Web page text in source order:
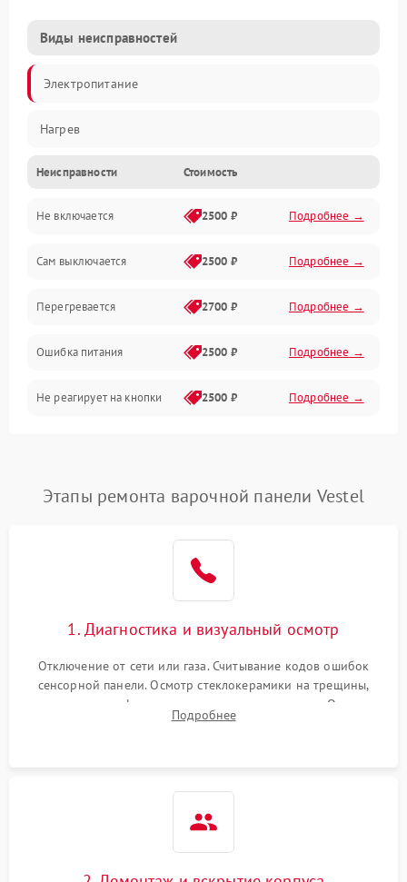
Виды неисправностей
Электропитание
Нагрев
Неисправности Стоимость
Не включается 2500 ₽ Подробнее →
Сам выключается 2500 ₽ Подробнее →
Перегревается 2700 ₽ Подробнее →
Ошибка питания 2500 ₽ Подробнее →
Не реагирует на кнопки 2500 ₽ Подробнее →
Этапы ремонта варочной панели Vestel
1. Диагностика и визуальный осмотр
Отключение от сети или газа. Считывание кодов ошибок
сенсорной панели. Осмотр стеклокерамики на трещины,
проверка конфорок на равномерность нагрева. Опрос
клиента о симптомах (не включается, не видит посуду,
Подробнее